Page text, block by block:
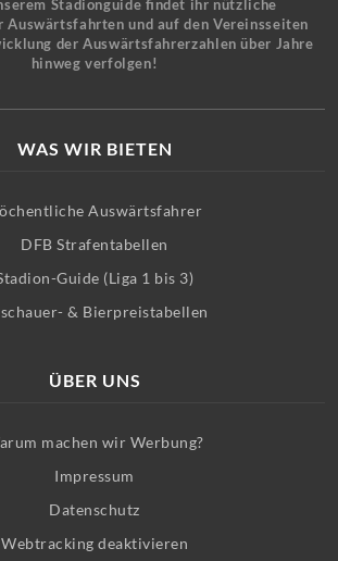
Stadionguide findet ihr nützliche
Auswärtsfahrten und auf den Vereinsseiten
der Auswärtsfahrerzahlen über Jahre
hinweg verfolgen!
WAS WIR BIETEN
Auswärtsfahrer
DFB Strafentabellen
Guide (Liga 1 bis 3)
& Bierpreistabellen
ÜBER UNS
machen wir Werbung?
Impressum
Datenschutz
Webtracking deaktivieren